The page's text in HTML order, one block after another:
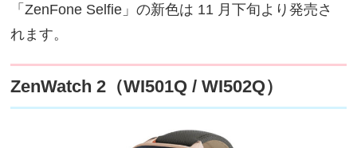
「ZenFone Selfie」の新色は 11 月下旬より発売さ
れます。
ZenWatch 2（WI501Q / WI502Q）